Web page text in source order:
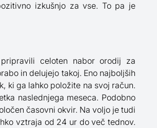
izkušnjo za vse. To pa je
celoten nabor orodij za
in delujejo takoj. Eno najboljših
ki ga lahko položite na svoj račun.
naslednjega meseca. Podobno
časovni okvir. Na voljo je tudi
vztraja od 24 ur do več tednov.